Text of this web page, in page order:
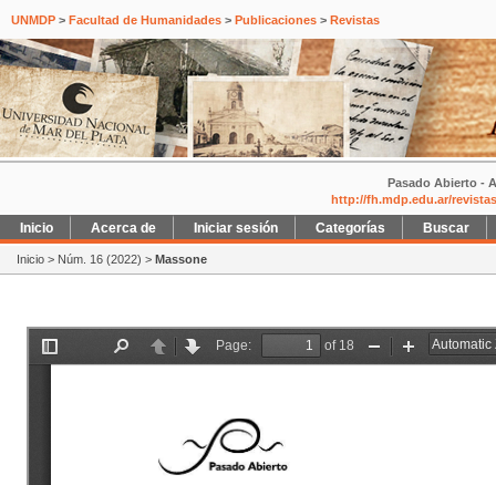
UNMDP > Facultad de Humanidades > Publicaciones > Revistas
Pasado Abierto -
http://fh.mdp.edu.ar/
Inicio Acerca de Iniciar sesión Categorías Buscar
Inicio > Núm. 16 (2022) > Massone